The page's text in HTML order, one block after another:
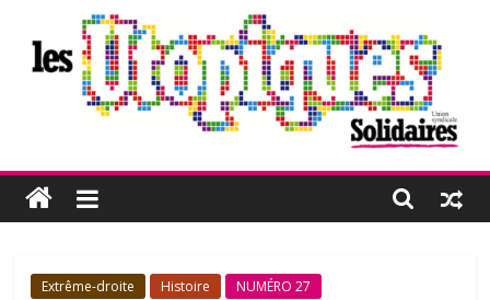
contenu
Les
Utopiques
RevueExtrême-droite Histoire NUMÉRO 27